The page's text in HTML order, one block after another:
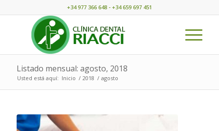
+34 977 366 648 - +34 659 697 451
Listado mensual: agosto, 2018
Usted está aquí: Inicio / 2018 / agosto